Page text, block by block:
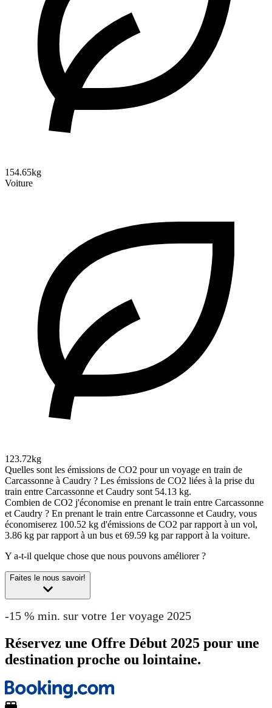
154.65kg
Voiture
123.72kg
Quelles sont les émissions de CO2 pour un voyage en train de
Carcassonne à Caudry ? Les émissions de CO2 liées à la prise du
train entre Carcassonne et Caudry sont 54.13 kg.
Combien de CO2 j'économise en prenant le train entre Carcassonne
et Caudry ? En prenant le train entre Carcassonne et Caudry, vous
économiserez 100.52 kg d'émissions de CO2 par rapport à un vol,
3.86 kg par rapport à un bus et 69.59 kg par rapport à la voiture.
Y a-t-il quelque chose que nous pouvons améliorer ?
Faites le nous savoir!
-15 % min. sur votre 1er voyage 2025
Réservez une Offre Début 2025 pour une
destination proche ou lointaine.